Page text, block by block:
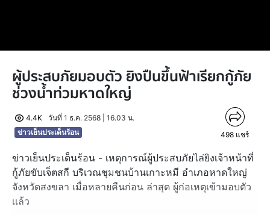
ผู้ประสบภัยมอบตัว ยิงปืนขึ้นฟ้าเรียกกู้ภัย
ช่วงน้ำท่วมหาดใหญ่
4.4K
วันที่ 1 ธ.ค. 2568 | 16.03 น.
ข่าวเย็นประเด็นร้อน
498 แชร์
ข่าวเย็นประเด็นร้อน - เหตุการณ์ผู้ประสบภัยไล่ยิงเจ้าหน้าที่
กู้ภัยขับเจ็ตสกี บริเวณชุมชนบ้านเกาะหมี อำเภอหาดใหญ่
จังหวัดสงขลา เมื่อหลายคืนก่อน ล่าสุด ผู้ก่อเหตุเข้ามอบตัว
เเล้ว